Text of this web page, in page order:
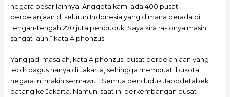
negara besar lainnya. Anggota kami ada 400 pusat
perbelanjaan di seluruh Indonesia yang dimana berada di
tengah-tengah 270 juta penduduk. Saya kira rasionya masih
sangat jauh,” kata Alphonzus.
Yang jadi masalah, kata Alphonzus, pusat perbelanjaan yang
lebih bagus hanya di Jakarta, sehingga membuat ibukota
negara ini makin semrawut. Semua penduduk Jabodetabek
datang ke Jakarta. Namun, saat ini perkembangan pusat